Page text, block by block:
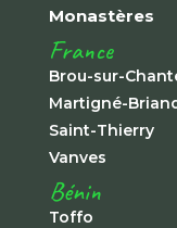
Monastères
France
Brou-sur-
Martigné-
Saint-Thierry
Vanves
Bénin
Toffo